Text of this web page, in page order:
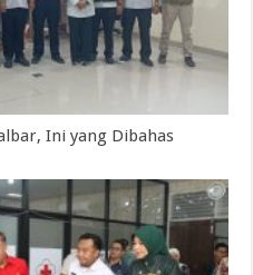
Ini yang Dibahas